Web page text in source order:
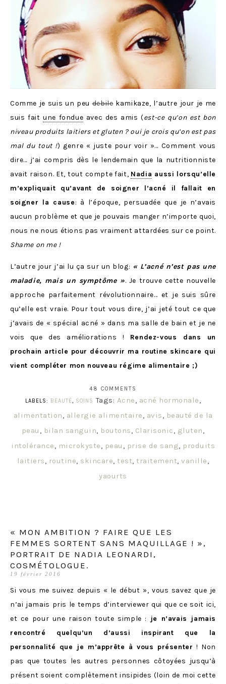
Comme je suis un peudebilekamikaze, l’autre jour je me
suis faitune fondue avec des amis (est-ce qu’on est bon
niveau produits laitiers et gluten ? oui je crois qu’on est pas
mal du tout !) genre « juste pour voir »… Comment vous
dire… j’ai compris dès le lendemain que la nutritionniste
avait raison. Et, tout compte fait, Nadia aussi lorsqu’elle
m’expliquait qu’avant de soigner l’acné il fallait en
soigner la cause: à l’époque, persuadée que je n’avais
aucun problème et que je pouvais manger n’importe quoi,
nous ne nous étions pas vraiment attardées sur ce point.
Shame on me !
L’autre jour j’ai lu ça sur un blog: « L’acné n’est pas une
maladie, mais un symptôme ». Je trouve cette nouvelle
approche parfaitement révolutionnaire… et je suis sûre
qu’elle est vraie. Pour tout vous dire, j’ai jeté tout ce que
j’avais de « spécial acné » dans ma salle de bain et je ne
vois que des améliorations ! Rendez-vous dans un
prochain article pour découvrir ma routine skincare qui
vient compléter mon nouveau régime alimentaire ;)
48 COMMENTS
LABELS: BEAUTÉ SOINS Tags: Acne acné hormonale
alimentation
allergie alimentaire avis
beauté de la
peau
bilan sanguin boutons Clarisonic gluten
intolérance
microkyste peau prise de sang
produits
laitiers
routine skincare ,test ,traitement ,vanille
yaourts
« MON AMBITION ? FAIRE QUE LES
FEMMES SORTENT SANS MAQUILLAGE ! »,
PORTRAIT DE NADIA LEONARDI,
COSMÉTOLOGUE.
19 février 2016
Si vous me suivez depuis « le début », vous savez que je
n’ai jamais pris le temps d’interviewer qui que ce soit ici,
et ce pour une raison toute simple :
je n’avais jamais
rencontré quelqu’un d’aussi inspirant que la
personnalité que je m’apprête à vous présenter ! Non
pas que toutes les autres personnes côtoyées jusqu’à
présent soient complètement insipides (loin de moi cette